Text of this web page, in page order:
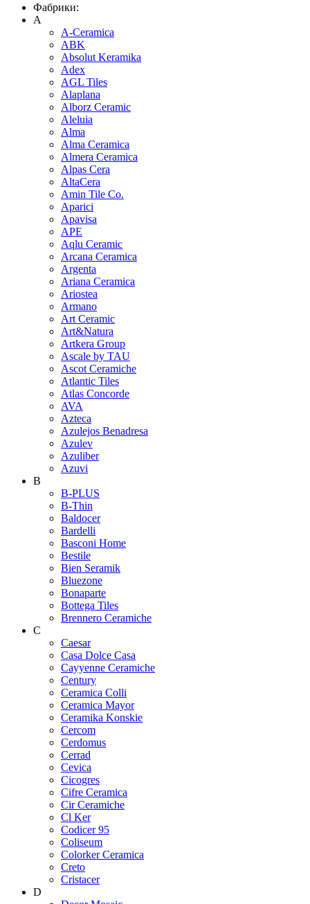
Фабрики:
A
A-Ceramica
ABK
Absolut Keramika
Adex
AGL Tiles
Alaplana
Alborz Ceramic
Aleluia
Alma
Alma Ceramica
Almera Ceramica
Alpas Cera
AltaCera
Amin Tile Co.
Aparici
Apavisa
APE
Aqlu Ceramic
Arcana Ceramica
Argenta
Ariana Ceramica
Ariostea
Armano
Art Ceramic
Art&Natura
Artkera Group
Ascale by TAU
Ascot Ceramiche
Atlantic Tiles
Atlas Concorde
AVA
Azteca
Azulejos Benadresa
Azulev
Azuliber
Azuvi
B
B-PLUS
B-Thin
Baldocer
Bardelli
Basconi Home
Bestile
Bien Seramik
Bluezone
Bonaparte
Bottega Tiles
Brennero Ceramiche
C
Caesar
Casa Dolce Casa
Cayyenne Ceramiche
Century
Ceramica Colli
Ceramica Mayor
Ceramika Konskie
Cercom
Cerdomus
Cerrad
Cevica
Cicogres
Cifre Ceramica
Cir Ceramiche
Cl Ker
Codicer 95
Coliseum
Colorker Ceramica
Creto
Cristacer
D